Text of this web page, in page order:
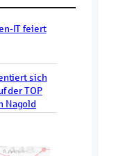
IT feiert
sich
der TOP
Nagold